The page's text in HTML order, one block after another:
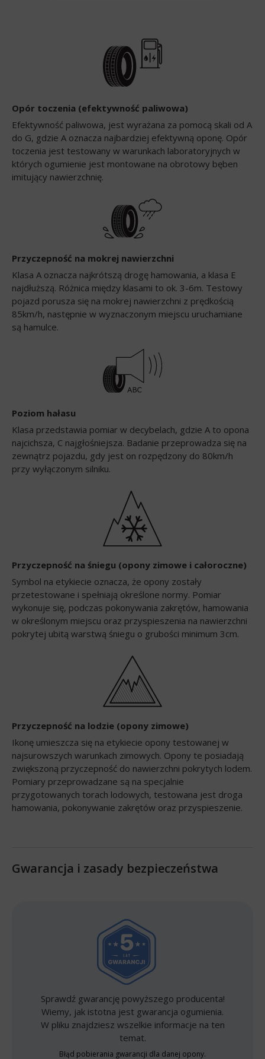
Opór toczenia (efektywność paliwowa)
Efektywność paliwowa, jest wyrażana za pomocą skali od A
do G, gdzie A oznacza najbardziej efektywną oponę. Opór
toczenia jest testowany w warunkach laboratoryjnych w
których ogumienie jest montowane na obrotowy bęben
imitujący nawierzchnię.
Przyczepność na mokrej nawierzchni
Klasa A oznacza najkrótszą drogę hamowania, a klasa E
najdłuższą. Różnica między klasami to ok. 3-6m. Testowy
pojazd porusza się na mokrej nawierzchni z prędkością
85km/h, następnie w wyznaczonym miejscu uruchamiane
są hamulce.
Poziom hałasu
Klasa przedstawia pomiar w decybelach, gdzie A to opona
najcichsza, C najgłośniejsza. Badanie przeprowadza się na
zewnątrz pojazdu, gdy jest on rozpędzony do 80km/h
przy wyłączonym silniku.
Przyczepność na śniegu (opony zimowe i całoroczne)
Symbol na etykiecie oznacza, że opony zostały
przetestowane i spełniają określone normy. Pomiar
wykonuje się, podczas pokonywania zakrętów, hamowania
w określonym miejscu oraz przyspieszenia na nawierzchni
pokrytej ubitą warstwą śniegu o grubości minimum 3cm.
Przyczepność na lodzie (opony zimowe)
Ikonę umieszcza się na etykiecie opony testowanej w
najsurowszych warunkach zimowych. Opony te posiadają
zwiększoną przyczepność do nawierzchni pokrytych lodem.
Pomiary przeprowadzane są na specjalnie
przygotowanych torach lodowych, testowana jest droga
hamowania, pokonywanie zakrętów oraz przyspieszenie.
Gwarancja i zasady bezpieczeństwa
Sprawdź gwarancję powyższego producenta!
Wiemy, jak istotna jest gwarancja ogumienia.
W pliku znajdziesz wszelkie informacje na ten
temat.
Błąd pobierania gwarancji dla danej opony.